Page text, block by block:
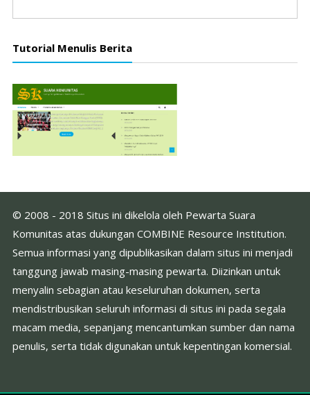
Tutorial Menulis Berita
© 2008 - 2018 Situs ini dikelola oleh Pewarta Suara
Komunitas atas dukungan COMBINE Resource Institution.
Semua informasi yang dipublikasikan dalam situs ini menjadi
tanggung jawab masing-masing pewarta. Diizinkan untuk
menyalin sebagian atau keseluruhan dokumen, serta
mendistribusikan seluruh informasi di situs ini pada segala
macam media, sepanjang mencantumkan sumber dan nama
penulis, serta tidak digunakan untuk kepentingan komersial.